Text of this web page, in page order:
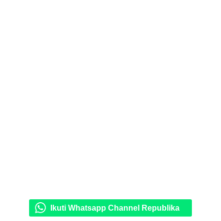
Ikuti Whatsapp Channel Republika